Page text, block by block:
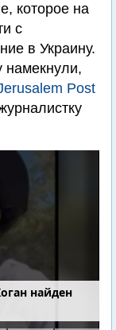
которое на
с
в Украину.
намекнули,
Post
найден